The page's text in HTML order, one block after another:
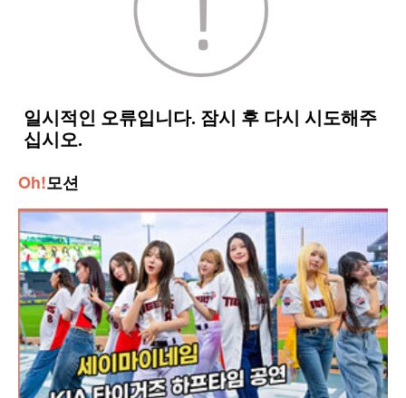
Oh!모션